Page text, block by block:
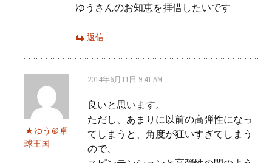
ゆうさんのお知恵を拝借したいです
返信
ゆう＠卓
球王国
2014年6月11日 9:41 AM
良いと思います。
ただし、あまりに以前の高弾性になっ
てしまうと、角度が狂いすぎてしまう
ので、